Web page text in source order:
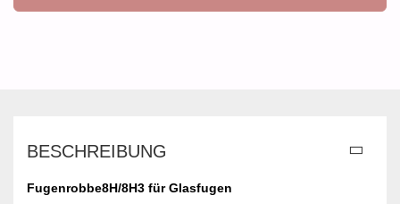
BESCHREIBUNG
Fugenrobbe8H/8H3 für Glasfugen